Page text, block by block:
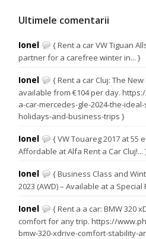
Ultimele comentarii
Ionel
{ Rent a car VW Tiguan
partner for a carefree winter in... }
Ionel
{ Rent a car Cluj: The
available from €104 per day.
a-car-mercedes-gle-2024-the-
holidays-and-business-trips }
Ionel
{ VW Touareg 2017 at 55
Affordable at Alfa Rent a Car Cluj!...
Ionel
{ Business Class and
2023 (AWD) – Available at a Special
Ionel
{ Rent a a car: BMW 320
comfort for any trip. https://
bmw-320-xdrive-comfort-stability-